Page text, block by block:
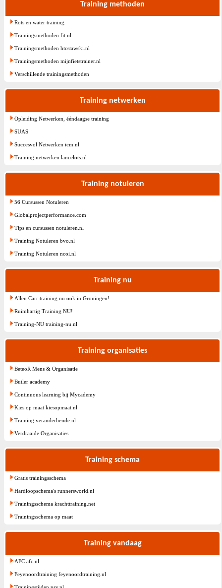
Training methoden
Rots en water training
Trainingsmethoden fit.nl
Trainingsmethoden htcstawski.nl
Trainingsmethoden mijnfietstrainer.nl
Verschillende trainingsmethoden
Training netwerken
Opleiding Netwerken, ééndaagse training
SUAS
Succesvol Netwerken icm.nl
Training netwerken lancelots.nl
Training notuleren
56 Cursussen Notuleren
Globalprojectperformance.com
Tips en cursussen notuleren.nl
Training Notuleren bvo.nl
Training Notuleren ncoi.nl
Training nu
Allen Carr training nu ook in Groningen!
Ruimhartig Training NU!
Training-NU training-nu.nl
Training organisaties
BeteoR Mens & Organisatie
Butler academy
Continuous learning bij Mycademy
Kies op maat kiesopmaat.nl
Training veranderbende.nl
Verdraaide Organisaties
Training schema
Gratis trainingsschema
Hardloopschema's runnersworld.nl
Trainingsschema krachttraining.net
Trainingsschema op maat
Training vandaag
AFC afc.nl
Feyenoordtraining feyenoordtraining.nl